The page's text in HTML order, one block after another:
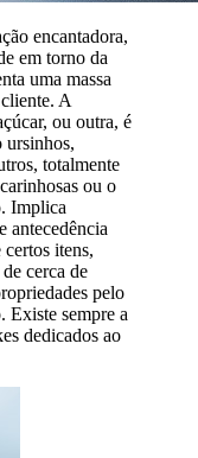
encantadora,
em torno da
uma massa
A
ou outra, é
ursinhos,
totalmente
ou o
Implica
antecedência
itens,
cerca de
pelo
Existe sempre a
dedicados ao